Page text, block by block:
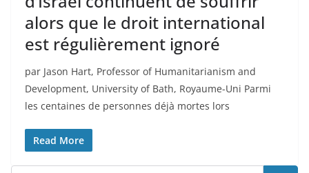
alors que le droit international
est régulièrement ignoré
par Jason Hart, Professor of Humanitarianism and
Development, University of Bath, Royaume-Uni Parmi
les centaines de personnes déjà mortes lors
Read More